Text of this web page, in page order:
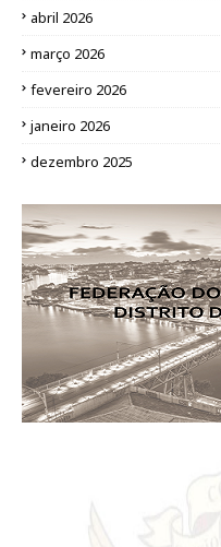
abril 2026
março 2026
fevereiro 2026
janeiro 2026
dezembro 2025